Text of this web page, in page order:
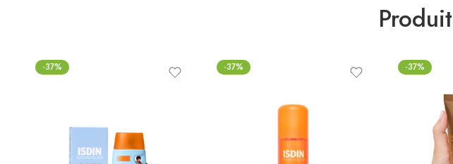
-37% -37% -37%